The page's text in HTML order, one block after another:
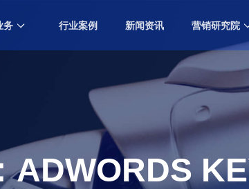
务
Marketing
行业案例 新闻资讯 营销研究院
中国营销排行
Marketing Ranking
专业知识分享
Professional
ADWORDS